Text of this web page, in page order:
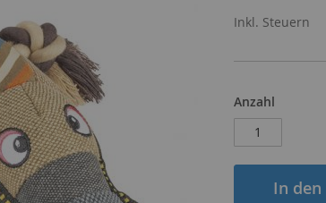
Inkl. Steuern
Anzahl
In